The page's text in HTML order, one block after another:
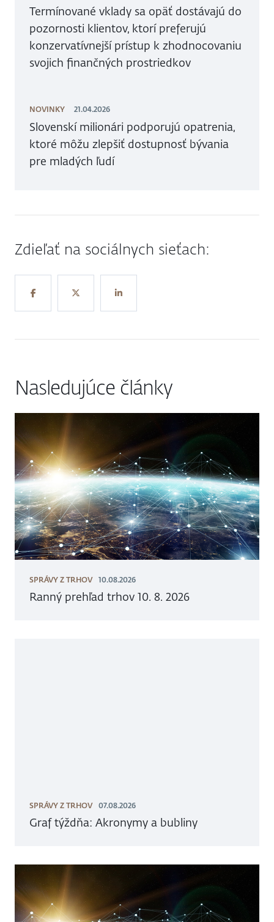
Termínované vklady sa opäť dostávajú do
pozornosti klientov, ktorí preferujú
konzervatívnejší prístup k zhodnocovaniu
svojich finančných prostriedkov
NOVINKY 21.04.2026
Slovenskí milionári podporujú opatrenia,
ktoré môžu zlepšiť dostupnosť bývania
pre mladých ľudí
Zdieľať na sociálnych sieťach:
Nasledujúce články
SPRÁVY Z TRHOV 10.08.2026
Ranný prehľad trhov 10. 8. 2026
SPRÁVY Z TRHOV 07.08.2026
Graf týždňa: Akronymy a bubliny